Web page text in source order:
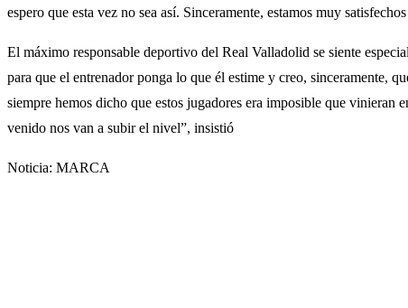
espero que esta vez no sea así. Sinceramente, estamos muy
El máximo responsable deportivo del Real Valladolid se siente
para que el entrenador ponga lo que él estime y creo, sinceramente,
siempre hemos dicho que estos jugadores era imposible que
venido nos van a subir el nivel”, insistió
Noticia: MARCA